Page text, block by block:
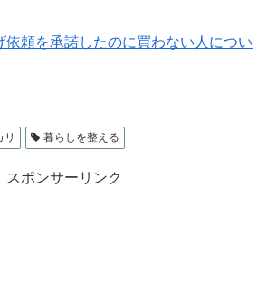
依頼を承諾したのに買わない人につい
リ 暮らしを整える
スポンサーリンク